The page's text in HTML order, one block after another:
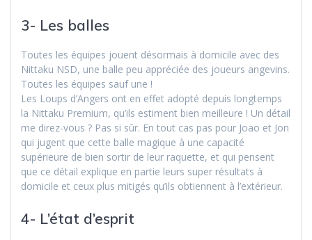
3- Les balles
Toutes les équipes jouent désormais à domicile avec des
Nittaku NSD, une balle peu appréciée des joueurs angevins.
Toutes les équipes sauf une !
Les Loups d’Angers ont en effet adopté depuis longtemps
la Nittaku Premium, qu’ils estiment bien meilleure ! Un détail
me direz-vous ? Pas si sûr. En tout cas pas pour Joao et Jon
qui jugent que cette balle magique à une capacité
supérieure de bien sortir de leur raquette, et qui pensent
que ce détail explique en partie leurs super résultats à
domicile et ceux plus mitigés qu’ils obtiennent à l’extérieur.
4- L’état d’esprit